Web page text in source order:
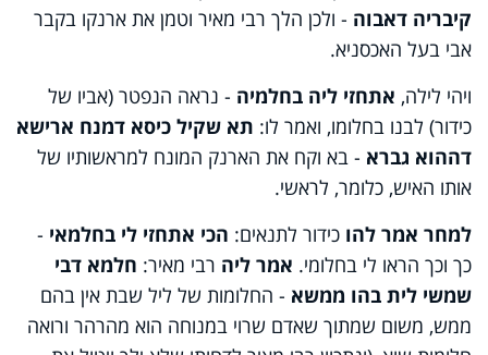
קיבריה דאבוה - ולכן הלך רבי מאיר וטמן את ארנקו בקבר
אבי בעל האכסניא.
ויהי לילה, אתחזי ליה בחלמיה - נראה הנפטר (אביו של
כידור) לבנו בחלומו, ואמר לו: תא שקיל כיסא דמנח ארישא
דההוא גברא - בא וקח את הארנק המונח למראשותיו של
אותו האיש, כלומר, לראשי.
למחר אמר להו כידור לתנאים: הכי אתחזי לי בחלמאי -
כך וכך הראו לי בחלומי. אמר ליה רבי מאיר: חלמא דבי
שמשי לית בהו ממשא - החלומות של ליל שבת אין בהם
ממש, משום שמתוך שאדם שרוי במנוחה הוא מהרהר ורואה